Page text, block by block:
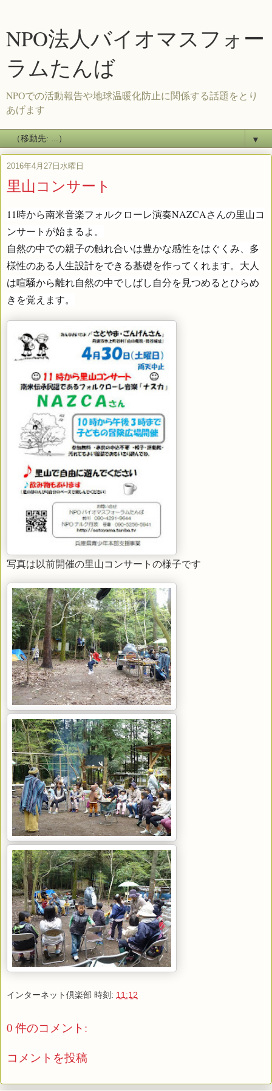
NPO法人バイオマスフォー
ラムたんば
NPOでの活動報告や地球温暖化防止に関係する話題をとり
あげます
▼
2016年4月27日水曜日
里山コンサート
11時から南米音楽フォルクローレ演奏NAZCAさんの里山コ
ンサートが始まるよ。
自然の中での親子の触れ合いは豊かな感性をはぐくみ、多
様性のある人生設計をできる基礎を作ってくれます。大人
は喧騒から離れ自然の中でしばし自分を見つめるとひらめ
きを覚えます。
写真は以前開催の里山コンサートの様子です
インターネット倶楽部 時刻: 11:12
0 件のコメント:
コメントを投稿